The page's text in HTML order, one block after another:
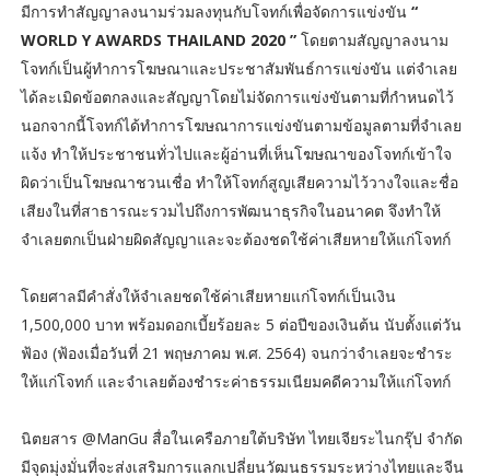
มีการทำสัญญาลงนามร่วมลงทุนกับโจทก์เพื่อจัดการแข่งขัน “
WORLD Y AWARDS THAILAND 2020 ”โดยตามสัญญาลงนาม
โจทก์เป็นผู้ทำการโฆษณาและประชาสัมพันธ์การแข่งขัน แต่จำเลย
ได้ละเมิดข้อตกลงและสัญญาโดยไม่จัดการแข่งขันตามที่กำหนดไว้
นอกจากนี้โจทก์ได้ทำการโฆษณาการแข่งขันตามข้อมูลตามที่จำเลย
แจ้ง ทำให้ประชาชนทั่วไปและผู้อ่านที่เห็นโฆษณาของโจทก์เข้าใจ
ผิดว่าเป็นโฆษณาชวนเชื่อ ทำให้โจทก์สูญเสียความไว้วางใจและชื่อ
เสียงในที่สาธารณะรวมไปถึงการพัฒนาธุรกิจในอนาคต จึงทำให้
จำเลยตกเป็นฝ่ายผิดสัญญาและจะต้องชดใช้ค่าเสียหายให้แก่โจทก์
โดยศาลมีคำสั่งให้จำเลยชดใช้ค่าเสียหายแก่โจทก์เป็นเงิน
1,500,000 บาท พร้อมดอกเบี้ยร้อยละ 5 ต่อปีของเงินต้น นับตั้งแต่วัน
ฟ้อง (ฟ้องเมื่อวันที่ 21 พฤษภาคม พ.ศ. 2564) จนกว่าจำเลยจะชำระ
ให้แก่โจทก์ และจำเลยต้องชำระค่าธรรมเนียมคดีความให้แก่โจทก์
นิตยสาร @ManGu สื่อในเครือภายใต้บริษัท ไทยเจียระไนกรุ๊ป จำกัด
มีจุดมุ่งมั่นที่จะส่งเสริมการแลกเปลี่ยนวัฒนธรรมระหว่างไทยและจีน